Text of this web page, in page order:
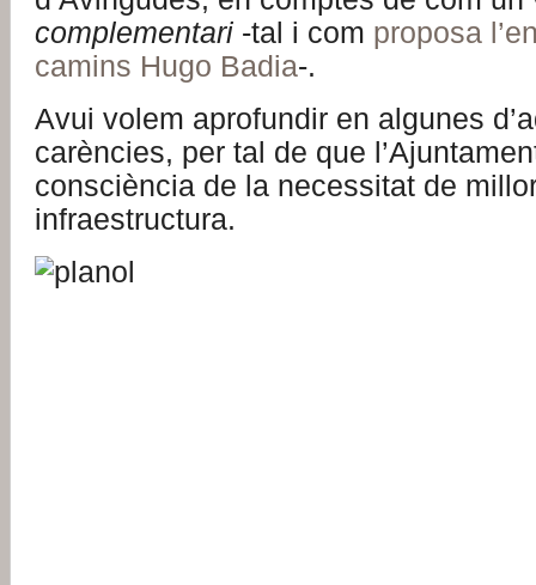
complementari -tal i com proposa
camins Hugo Badia-.
Avui volem aprofundir en algunes
carències, per tal de que
consciència de la necessitat de
infraestructura.